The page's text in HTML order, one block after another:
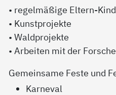
• regelmäßige Eltern-
• Kunstprojekte
• Waldprojekte
• Arbeiten mit der
Gemeinsame Feste und
Karneval